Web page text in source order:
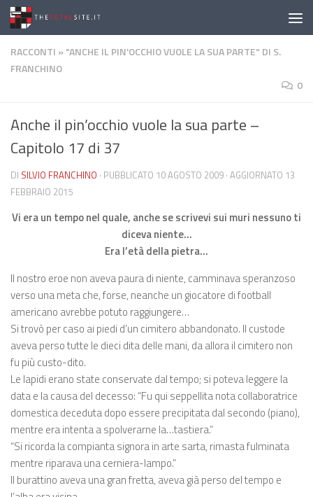
Salta al contenuto
RACCONTI »"ANCHE IL PIN'OCCHIO VUOLE LA SUA PARTE" DI S.
FRANCHINO
0
Anche il pin’occhio vuole la sua parte –
Capitolo 17 di 37
DI SILVIO FRANCHINO · PUBBLICATO 10 AGOSTO 2009 · AGGIORNATO 13
FEBBRAIO 2015
Vi era un tempo nel quale, anche se scrivevi sui muri nessuno ti
diceva niente…
Era l’età della pietra…
Il nostro eroe non aveva paura di niente, camminava speranzoso
verso una meta che, forse, neanche un giocatore di football
americano avrebbe potuto raggiungere…
Si trovò per caso ai piedi d’un cimitero abbandonato. Il custode
aveva perso tutte le dieci dita delle mani, da allora il cimitero non
fu più custo-dito.
Le lapidi erano state conservate dal tempo; si poteva leggere la
data e la causa del decesso: “Fu qui seppellita nota collaboratrice
domestica deceduta dopo essere precipitata dal secondo (piano),
mentre era intenta a spolverarne la…tastiera.”
“Si ricorda la compianta signora in arte sarta, rimasta fulminata
mentre riparava una cerniera-lampo.”
Il burattino aveva una gran fretta, aveva già perso del tempo e